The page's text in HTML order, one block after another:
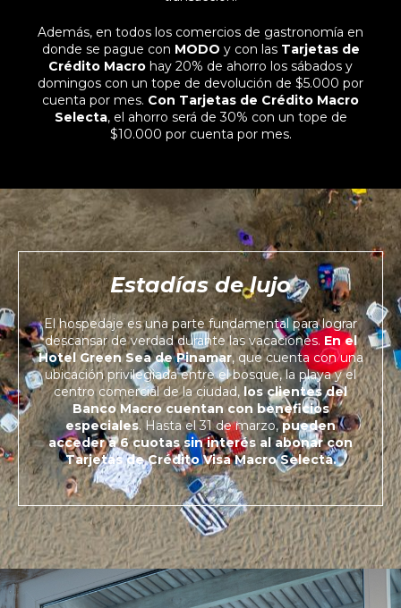
Además, en todos los comercios de gastronomía en
donde se pague con MODO y con las Tarjetas de
Crédito Macro hay 20% de ahorro los sábados y
domingos con un tope de devolución de $5.000 por
cuenta por mes. Con Tarjetas de Crédito Macro
Selecta, el ahorro será de 30% con un tope de
$10.000 por cuenta por mes.
Estadías de lujo
El hospedaje es una parte fundamental para lograr
descansar de verdad durante las vacaciones. En el
Hotel Green Sea de Pinamar, que cuenta con una
ubicación privilegiada entre el bosque, la playa y el
centro comercial de la ciudad,los clientes del
Banco Macro cuentan con beneficios
especiales. Hasta el 31 de marzo,pueden
acceder a 6 cuotas sin interés al abonar con
Tarjetas de Crédito Visa Macro Selecta.